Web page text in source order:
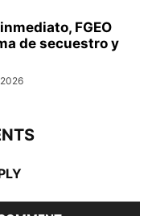
FGEO
de secuestro y